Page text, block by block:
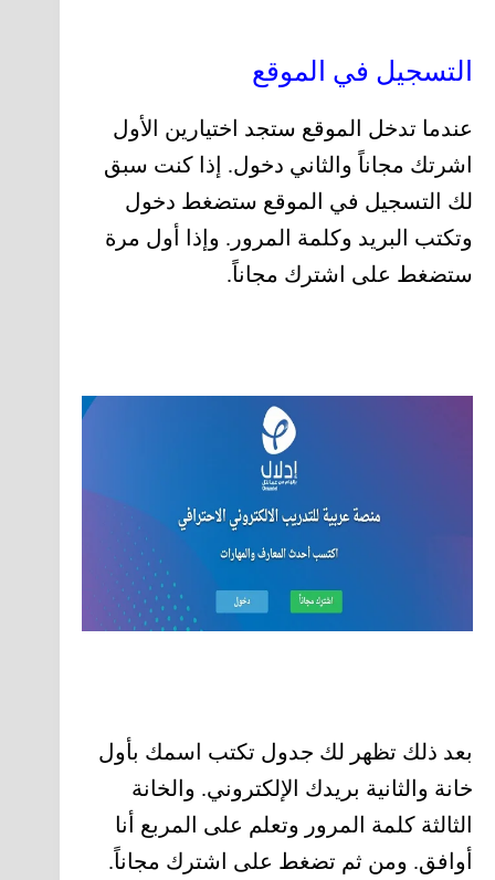
التسجيل في الموقع
عندما تدخل الموقع ستجد اختيارين الأول
اشرتك مجاناً والثاني دخول. إذا كنت سبق
لك التسجيل في الموقع ستضغط دخول
وتكتب البريد وكلمة المرور. وإذا أول مرة
ستضغط على اشترك مجاناً.
بعد ذلك تظهر لك جدول تكتب اسمك بأول
خانة والثانية بريدك الإلكتروني. والخانة
الثالثة كلمة المرور وتعلم على المربع أنا
أوافق. ومن ثم تضغط على اشترك مجاناً.